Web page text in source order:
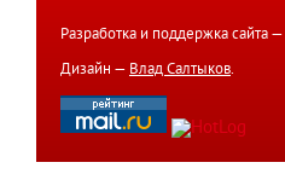
Разработка и поддержка сайта —
Дизайн — Влад Салтыков.